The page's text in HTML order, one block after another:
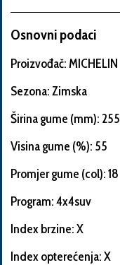
Broj
Informacije
o
Osnovni podaci
Proizvođač: MICHELIN
Sezona: Zimska
Širina gume (mm): 255
Visina gume (%): 55
Promjer gume (col): 18
Program: 4x4suv
Index brzine: X
Index opterećenja: X